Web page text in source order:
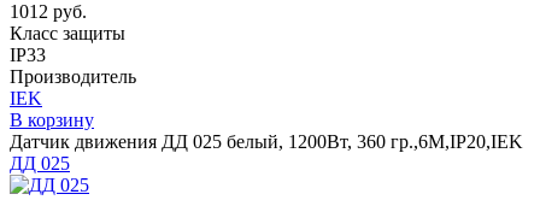
1012 руб.
Класс защиты
IP33
Производитель
IEK
В корзину
Датчик движения ДД 025 белый, 1200Вт, 360 гр.,6М,IP20,IEK
ДД 025